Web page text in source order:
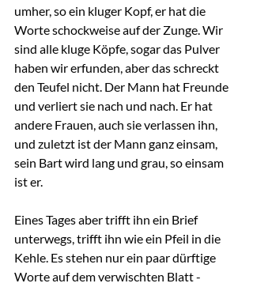
umher, so ein kluger Kopf, er hat die
Worte schockweise auf der Zunge. Wir
sind alle kluge Köpfe, sogar das Pulver
haben wir erfunden, aber das schreckt
den Teufel nicht. Der Mann hat Freunde
und verliert sie nach und nach. Er hat
andere Frauen, auch sie verlassen ihn,
und zuletzt ist der Mann ganz einsam,
sein Bart wird lang und grau, so einsam
ist er.
Eines Tages aber trifft ihn ein Brief
unterwegs, trifft ihn wie ein Pfeil in die
Kehle. Es stehen nur ein paar dürftige
Worte auf dem verwischten Blatt -